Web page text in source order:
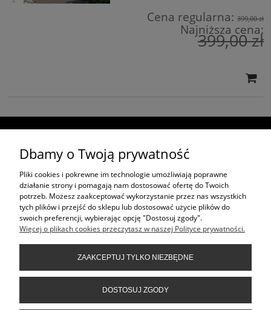
Cena regularna: 399,00 zł
Najniższa cena:
399,00 zł
ZAKUPY
PROJEKTY W CAŁEJ POLSCE
MOJE KONTO
Dbamy o Twoją prywatność
Pliki cookies i pokrewne im technologie umożliwiają poprawne
działanie strony i pomagają nam dostosować ofertę do Twoich
potrzeb. Możesz zaakceptować wykorzystanie przez nas wszystkich
tych plików i przejść do sklepu lub dostosować użycie plików do
swoich preferencji, wybierając opcję "Dostosuj zgody".
Więcej o plikach cookies przeczytasz w naszej Polityce prywatności.
ZAAKCEPTUJ TYLKO NIEZBĘDNE
DOSTOSUJ ZGODY